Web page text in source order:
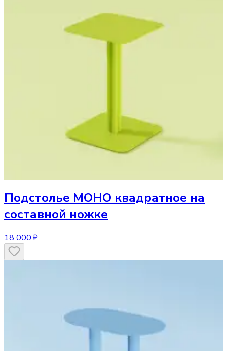
Подстолье МОНО квадратное на
составной ножке
18 000 ₽